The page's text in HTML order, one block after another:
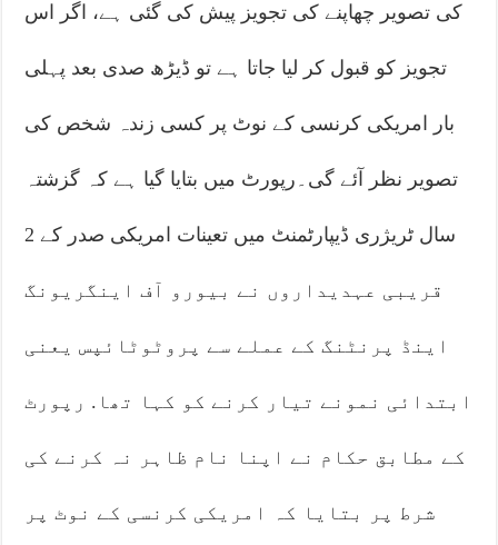
کی تصویر چھاپنے کی تجویز پیش کی گئی ہے، اگر اس
تجویز کو قبول کر لیا جاتا ہے تو ڈیڑھ صدی بعد پہلی
بار امریکی کرنسی کے نوٹ پر کسی زندہ شخص کی
تصویر نظر آئے گی۔رپورٹ میں بتایا گیا ہے کہ گزشتہ
سال ٹریژری ڈیپارٹمنٹ میں تعینات امریکی صدر کے 2
قریبی عہدیداروں نے بیورو آف اینگریونگ
اینڈ پرنٹنگ کے عملے سے پروٹوٹائپس یعنی
ابتدائی نمونے تیار کرنے کو کہا تھا. رپورٹ
کے مطابق حکام نے اپنا نام ظاہر نہ کرنے کی
شرط پر بتایا کہ امریکی کرنسی کے نوٹ پر